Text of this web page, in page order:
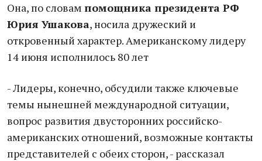
Она, по словам помощника президента РФ
Юрия Ушакова, носила дружеский и
откровенный характер. Американскому лидеру
14 июня исполнилось 80 лет
- Лидеры, конечно, обсудили также ключевые
темы нынешней международной ситуации,
вопрос развития двусторонних российско-
американских отношений, возможные контакты
представителей с обеих сторон, - рассказал